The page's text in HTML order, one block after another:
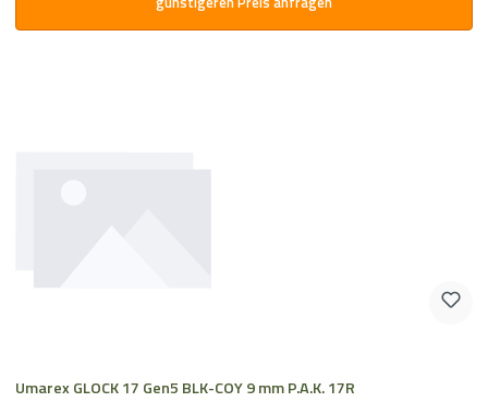
Umarex GLOCK 17 Gen5 BLK-COY 9 mm P.A.K. 17R